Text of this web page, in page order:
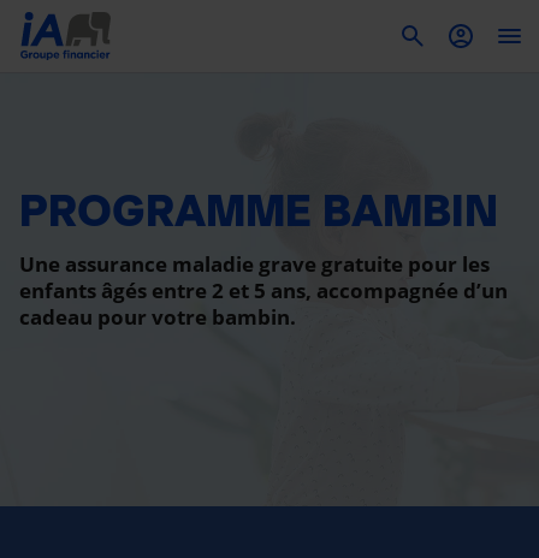
PROGRAMME BAMBIN
Une assurance maladie grave gratuite pour les
enfants âgés entre 2 et 5 ans, accompagnée d’un
cadeau pour votre bambin.